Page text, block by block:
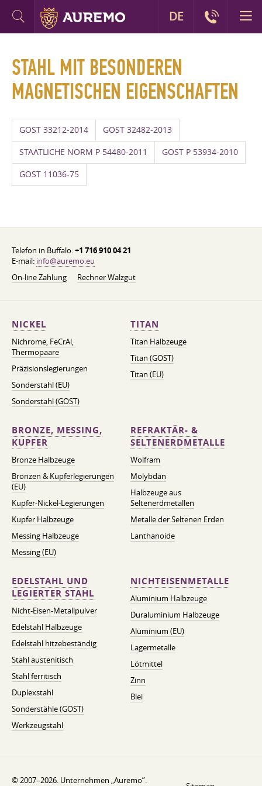
STAHL MIT BESONDEREN
MAGNETISCHEN EIGENSCHAFTEN
GOST 33212-2014 GOST 32482-2013
STAATLICHE NORM P 54480-2011 GOST P 53934-2010
GOST 11036-75
Telefon in Buffalo:+1 716 910 04 21
E-mail: info@auremo.eu
On-line Zahlung
Rechner Walzgut
NICKEL
Nichrome, FeСrAl, ​​
Thermopaare
Präzisionslegierungen
Sonderstahl (EU)
Sonderstahl (GOST)
TITAN
Titan Halbzeuge
Titan (GOST)
Titan (EU)
BRONZE, MESSING,
KUPFER
Bronze Halbzeuge
Bronzen & Kupferlegierungen
(EU)
Kupfer-Nickel-Legierungen
Kupfer Halbzeuge
Messing Halbzeuge
Messing (EU)
REFRAKTÄR- &
SELTENERDMETALLE
Wolfram
Molybdän
Halbzeuge aus
Seltenerdmetallen
Metalle der Seltenen Erden
Lanthanoide
EDELSTAHL UND
LEGIERTER STAHL
Nicht-Eisen-Metallpulver
Edelstahl Halbzeuge
Edelstahl hitzebeständig
Stahl austenitisch
Stahl ferritisch
Duplexstahl
Sonderstähle (GOST)
Werkzeugstahl
NICHTEISENMETALLE
Aluminium Halbzeuge
Duraluminium Halbzeuge
Aluminium (EU)
Lagermetalle
Lötmittel
Zinn
Blei
© 2007–2026. Unternehmen „Auremo”.
DE